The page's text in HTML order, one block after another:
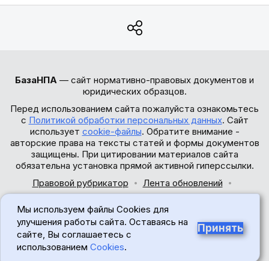
БазаНПА — сайт нормативно-правовых документов и
юридических образцов.
Перед использованием сайта пожалуйста ознакомьтесь
с Политикой обработки персональных данных. Сайт
использует cookie-файлы. Обратите внимание -
авторские права на тексты статей и формы документов
защищены. При цитировании материалов сайта
обязательна установка прямой активной гиперссылки.
Правовой рубрикатор
Лента обновлений
© 2017-2026
18+
Мы используем файлы Cookies для
улучшения работы сайта. Оставаясь на
сайте, Вы соглашаетесь с
использованием Cookies.
Принять